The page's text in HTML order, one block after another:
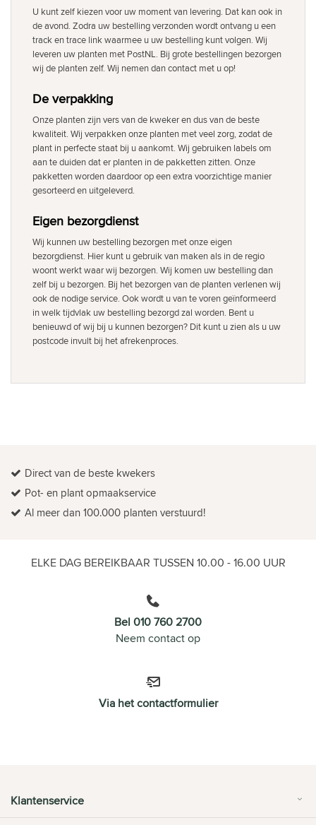
U kunt zelf kiezen voor uw moment van levering. Dat kan ook in
de avond. Zodra uw bestelling verzonden wordt ontvang u een
track en trace link waarmee u uw bestelling kunt volgen. Wij
leveren uw planten met PostNL. Bij grote bestellingen bezorgen
wij de planten zelf. Wij nemen dan contact met u op!
De verpakking
Onze planten zijn vers van de kweker en dus van de beste
kwaliteit. Wij verpakken onze planten met veel zorg, zodat de
plant in perfecte staat bij u aankomt. Wij gebruiken labels om
aan te duiden dat er planten in de pakketten zitten. Onze
pakketten worden daardoor op een extra voorzichtige manier
gesorteerd en uitgeleverd.
Eigen bezorgdienst
Wij kunnen uw bestelling bezorgen met onze eigen
bezorgdienst. Hier kunt u gebruik van maken als in de regio
woont werkt waar wij bezorgen. Wij komen uw bestelling dan
zelf bij u bezorgen. Bij het bezorgen van de planten verlenen wij
ook de nodige service. Ook wordt u van te voren geïnformeerd
in welk tijdvlak uw bestelling bezorgd zal worden. Bent u
benieuwd of wij bij u kunnen bezorgen? Dit kunt u zien als u uw
postcode invult bij het afrekenproces.
Direct van de beste kwekers
Pot- en plant opmaakservice
Al meer dan 100.000 planten verstuurd!
ELKE DAG BEREIKBAAR TUSSEN 10.00 - 16.00 UUR
Bel 010 760 2700
Neem contact op
Via het contactformulier
Klantenservice